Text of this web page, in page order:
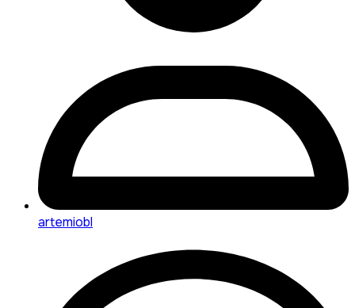
artemiobl